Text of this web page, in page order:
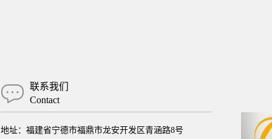
联系我们
Contact
地址：福建省宁德市福鼎市龙安开发区青涵路8号